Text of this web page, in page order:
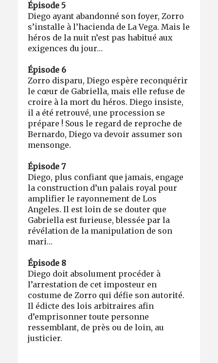
Épisode 5
Diego ayant abandonné son foyer, Zorro
s’installe à l’hacienda de La Vega. Mais le
héros de la nuit n’est pas habitué aux
exigences du jour…
Épisode 6
Zorro disparu, Diego espère reconquérir
le cœur de Gabriella, mais elle refuse de
croire à la mort du héros. Diego insiste,
il a été retrouvé, une procession se
prépare ! Sous le regard de reproche de
Bernardo, Diego va devoir assumer son
mensonge.
Épisode 7
Diego, plus confiant que jamais, engage
la construction d’un palais royal pour
amplifier le rayonnement de Los
Angeles. Il est loin de se douter que
Gabriella est furieuse, blessée par la
révélation de la manipulation de son
mari…
Épisode 8
Diego doit absolument procéder à
l’arrestation de cet imposteur en
costume de Zorro qui défie son autorité.
Il édicte des lois arbitraires afin
d’emprisonner toute personne
ressemblant, de près ou de loin, au
justicier.